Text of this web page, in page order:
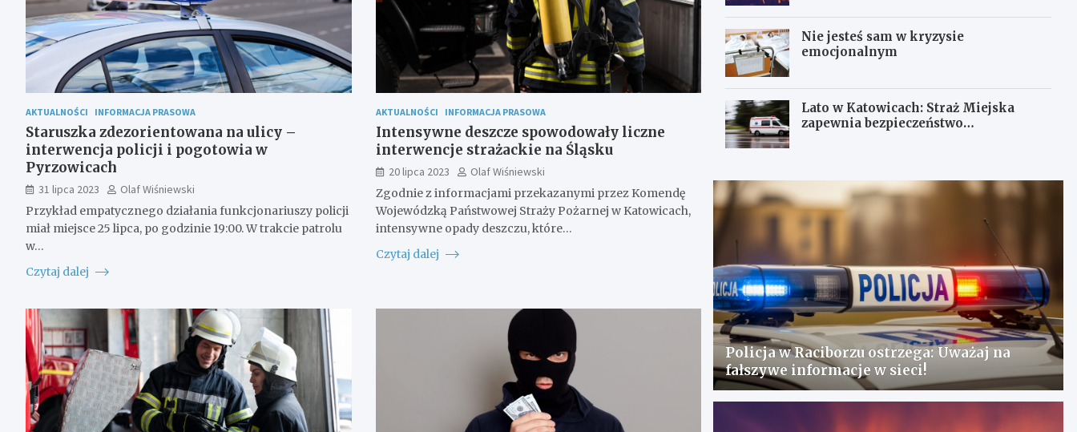
AKTUALNOŚCI INFORMACJA PRASOWA
Staruszka zdezorientowana na ulicy –
interwencja policji i pogotowia w
Pyrzowicach
31 lipca 2023
Olaf Wiśniewski
Przykład empatycznego działania funkcjonariuszy policji
miał miejsce 25 lipca, po godzinie 19:00. W trakcie patrolu
w…
Czytaj dalej
AKTUALNOŚCI INFORMACJA PRASOWA
Intensywne deszcze spowodowały liczne
interwencje strażackie na Śląsku
20 lipca 2023
Olaf Wiśniewski
Zgodnie z informacjami przekazanymi przez Komendę
Wojewódzką Państwowej Straży Pożarnej w Katowicach,
intensywne opady deszczu, które…
Czytaj dalej
Nie jesteś sam w kryzysie
emocjonalnym
Lato w Katowicach: Straż Miejska
zapewnia bezpieczeństwo
Policja w Raciborzu ostrzega: Uważaj na
fałszywe informacje w sieci!